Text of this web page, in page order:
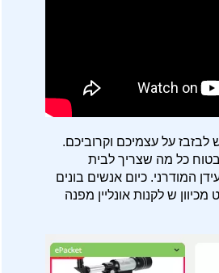
על עצמיכם וקרוביכם.
כל מה שצריך לבית
המודרני. כיום אנשים בונים
ש לקנות אונליין מפנה